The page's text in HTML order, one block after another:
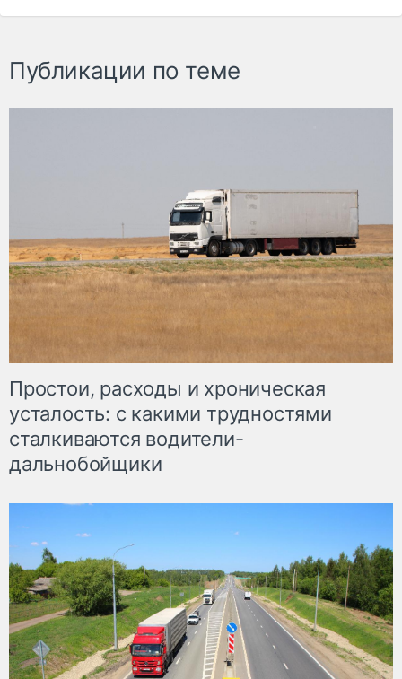
Публикации по теме
Простои, расходы и хроническая
усталость: с какими трудностями
сталкиваются водители-
дальнобойщики